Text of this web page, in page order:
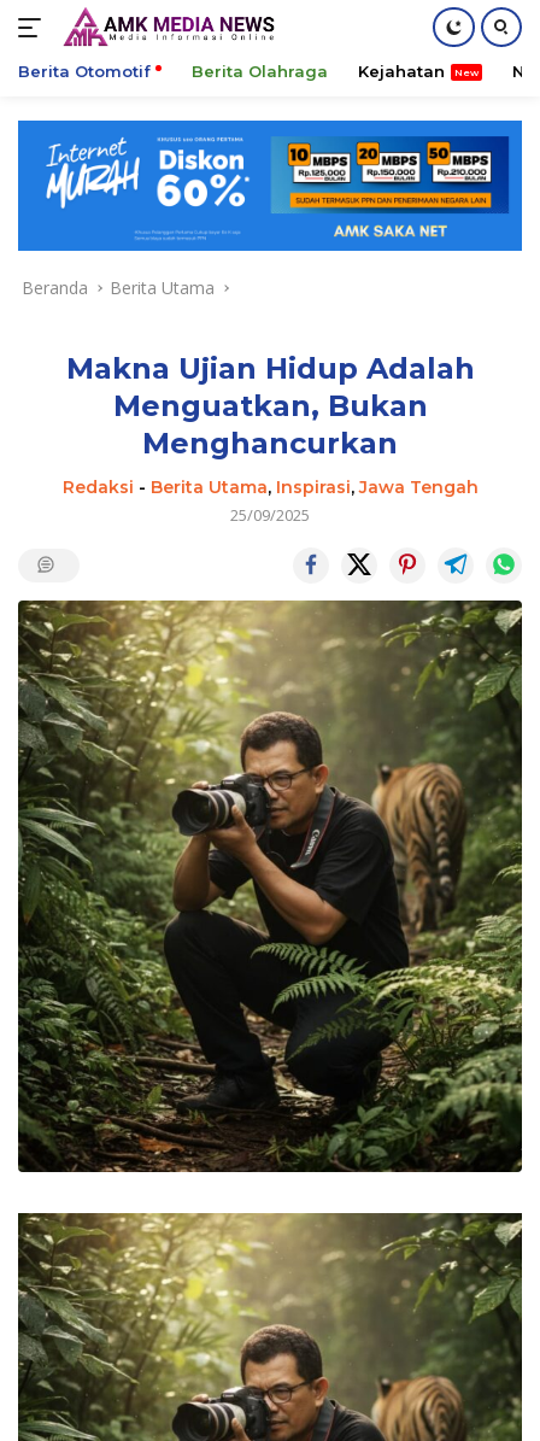
konten
Berita Otomotif Berita Olahraga Kejahatan
Beranda Berita Utama
Makna Ujian Hidup Adalah
Menguatkan, Bukan
Menghancurkan
Redaksi - Berita Utama, Inspirasi,Jawa Tengah
25/09/2025